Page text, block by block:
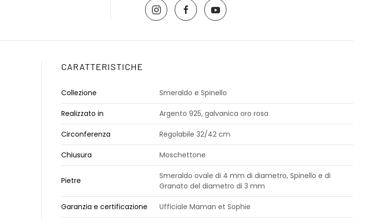
CARATTERISTICHE
Collezione Smeraldo e Spinello
Realizzato in Argento 925, galvanica oro rosa
Circonferenza Regolabile 32/42 cm
Chiusura Moschettone
Pietre
Smeraldo ovale di 4 mm di diametro, Spinello e di
Granato del diametro di 3 mm
Garanzia e certificazione Ufficiale Maman et Sophie